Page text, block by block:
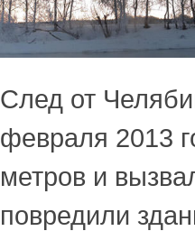
След от
февраля 2013
метров и
повредили